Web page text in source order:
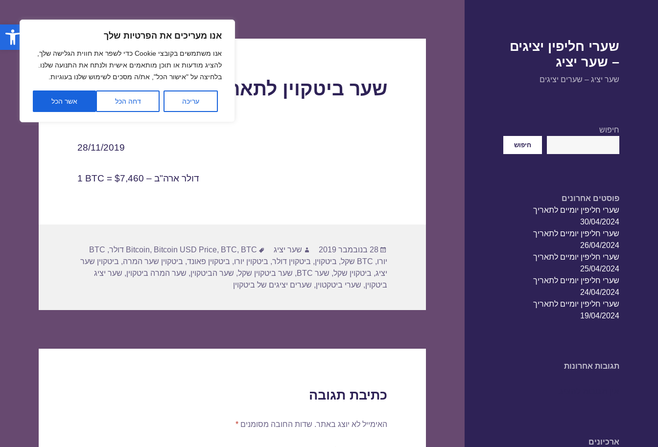
פתח אנו מעריכים את הפרטיות שלך
אנו משתמשים בקובצי Cookie כדי לשפר את חווית הגלישה שלך,
להציג מודעות או תוכן מותאמים אישית ולנתח את התנועה שלנו.
בלחיצה על "אישור הכל", את/ה מסכים לשימוש שלנו בעוגיות.
עריכה דחה הכל אשר הכל
שערי חליפין יציגים
– שער יציג
שער יציג – שערים יציגים
חיפוש
חיפוש
פוסטים אחרונים
שערי חליפין יומיים לתאריך
30/04/2024
שערי חליפין יומיים לתאריך
26/04/2024
שערי חליפין יומיים לתאריך
25/04/2024
שערי חליפין יומיים לתאריך
24/04/2024
שערי חליפין יומיים לתאריך
19/04/2024
תגובות אחרונות
ארכיונים
שער ביטקוין לתאריך 28/11/2019
28/11/2019
1 BTC = $7,460 – דולר ארה"ב
פורסם
בתאריך
28 בנובמבר 2019 מחבר
שער יציג תגיות Bitcoin, Bitcoin USD Price, BTC, BTC דולר ,
BTC
יורו, BTC שקל , ביטקוין, ביטקוין דולר, ביטקוין יורו, ביטקוין פאונד, ביטקוין שער המרה, ביטקוין שער
יציג, ביטקוין שקל, שער BTC , שער ביטקוין שקל, שער הביטקוין, שער המרה ביטקוין, שער יציג
ביטקוין, שערי ביטקטוין, שערים יציגים של ביטקוין
כתיבת תגובה
האימייל לא יוצג באתר. שדות החובה מסומנים*